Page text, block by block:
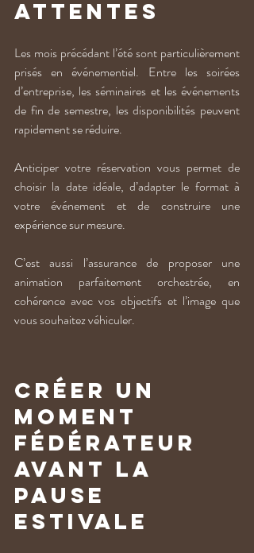
attentes
Les mois précédant l’été sont particulièrement
prisés en événementiel. Entre les soirées
d’entreprise, les séminaires et les événements
de fin de semestre, les disponibilités peuvent
rapidement se réduire.
Anticiper votre réservation vous permet de
choisir la date idéale, d’adapter le format à
votre événement et de construire une
expérience sur mesure.
C’est aussi l’assurance de proposer une
animation parfaitement orchestrée, en
cohérence avec vos objectifs et l’image que
vous souhaitez véhiculer.
Créer un
moment
fédérateur
avant la
pause
estivale